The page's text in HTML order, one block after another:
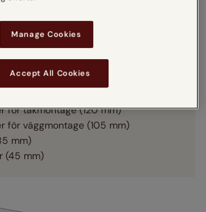
(80 mm)
(30 mm)
(70 mm)
mm)
(50 mm)
för takmontage (120 mm)
för väggmontage (105 mm)
mm)
(45 mm)
Manage Cookies
Accept All Cookies